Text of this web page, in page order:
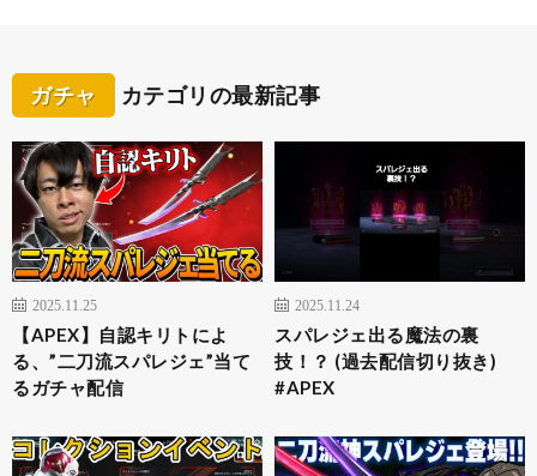
ガチャ カテゴリの最新記事
2025.11.25
【APEX】自認キリトによ
る、”二刀流スパレジェ”当て
るガチャ配信
2025.11.24
スパレジェ出る魔法の裏
技！？ (過去配信切り抜き)
#APEX